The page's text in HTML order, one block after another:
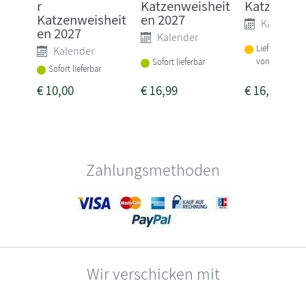
r
Katzenweisheit
en 2027
Kalender
Sofort lieferbar
€10,00
Katzenweisheit
en 2027
Kalender
Sofort lieferbar
€16,99
Katzen
Kalender
Lieferbar
von 3
€16,00
Zahlungsmethoden
Wir verschicken mit